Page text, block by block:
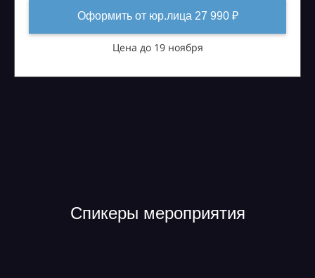
Оформить от юр.лица 27 990 ₽
Цена до 19 ноября
Спикеры мероприятия